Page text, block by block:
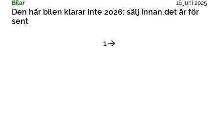
Bilar 16 juni 2025
Den här bilen klarar inte 2026: sälj innan det är för
sent
1